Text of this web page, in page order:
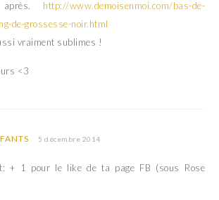
http://www.demoisenmoi.com/bas-de-
de-grossesse-noir.html
vraiment sublimes !
<3
5 décembre 2014
+ 1 pour le like de ta page FB (sous Rose